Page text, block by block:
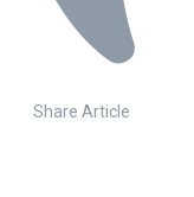
Share Article